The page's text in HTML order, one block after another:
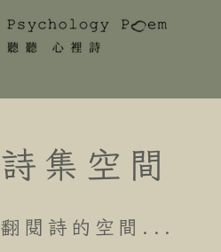
詩集空間
翻閱詩的空間...